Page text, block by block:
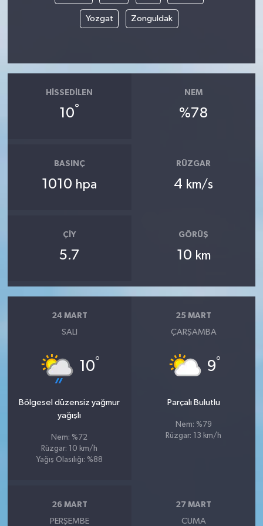
Yozgat Zonguldak
HISSEDILEN
10°
NEM
%78
BASINÇ
1010 hpa
RÜZGAR
4 km/s
ÇIY
5.7
GÖRÜŞ
10 km
24 MART
SALI
10°
Bölgesel düzensiz yağmur
yağışlı
Nem: %72
Rüzgar: 10 km/h
Yağış Olasılığı: %88
25 MART
ÇARŞAMBA
9°
Parçalı Bulutlu
Nem: %79
Rüzgar: 13 km/h
26 MART
PERŞEMBE
27 MART
CUMA